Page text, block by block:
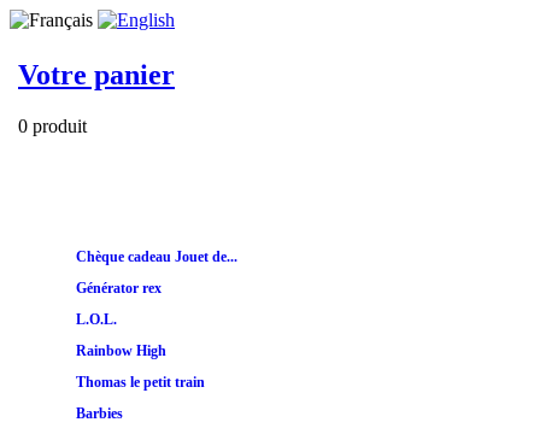
Votre panier
0 produit
Chèque cadeau Jouet de...
Générator rex
L.O.L.
Rainbow High
Thomas le petit train
Barbies